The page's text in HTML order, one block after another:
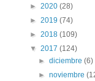
► 2020 (28)
► 2019 (74)
► 2018 (109)
▼ 2017 (124)
►diciembre(6)
►noviembre